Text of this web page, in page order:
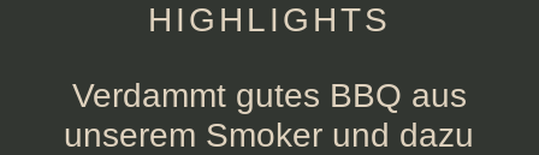
HIGHLIGHTS
Verdammt gutes BBQ aus
unserem Smoker und dazu